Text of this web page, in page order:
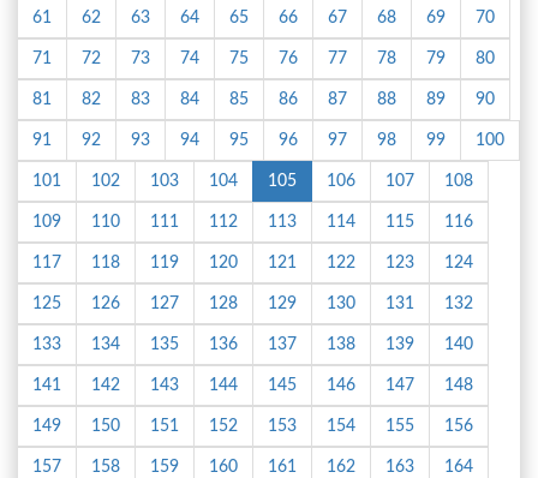
61 62 63 64 65 66 67 68 69 70
71 72 73 74 75 76 77 78 79 80
81 82 83 84 85 86 87 88 89 90
91 92 93 94 95 96 97 98 99 100
101 102 103 104 105 106 107 108
109 110 111 112 113 114 115 116
117 118 119 120 121 122 123 124
125 126 127 128 129 130 131 132
133 134 135 136 137 138 139 140
141 142 143 144 145 146 147 148
149 150 151 152 153 154 155 156
157 158 159 160 161 162 163 164